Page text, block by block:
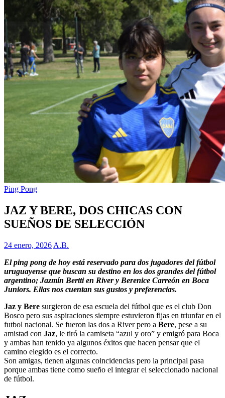
Ping Pong
JAZ Y BERE, DOS CHICAS CON
SUEÑOS DE SELECCIÓN
24 enero, 2026 A.B.
El ping pong de hoy está reservado para dos jugadores del fútbol
uruguayense que buscan su destino en los dos grandes del fútbol
argentino; Jazmín Bertti en River y Berenice Carreón en Boca
Juniors. Ellas nos cuentan sus gustos y preferencias.
Jaz y Bere surgieron de esa escuela del fútbol que es el club Don
Bosco pero sus aspiraciones siempre estuvieron fijas en triunfar en el
futbol nacional. Se fueron las dos a River pero a Bere, pese a su
amistad con Jaz, le tiró la camiseta “azul y oro” y emigró para Boca
y ambas han tenido ya algunos éxitos que hacen pensar que el
camino elegido es el correcto.
Son amigas, tienen algunas coincidencias pero la principal pasa
porque ambas tiene como sueño el integrar el seleccionado nacional
de fútbol.